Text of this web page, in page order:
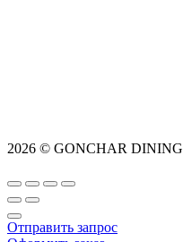
2026 © GONCHAR DINING
Отправить запрос